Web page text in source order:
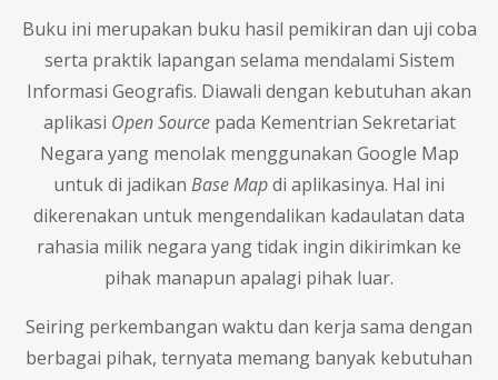
Buku ini merupakan buku hasil pemikiran dan uji coba
serta praktik lapangan selama mendalami Sistem
Informasi Geografis. Diawali dengan kebutuhan akan
aplikasi Open Sourcepada Kementrian Sekretariat
Negara yang menolak menggunakan Google Map
untuk di jadikan Base Mapdi aplikasinya. Hal ini
dikerenakan untuk mengendalikan kadaulatan data
rahasia milik negara yang tidak ingin dikirimkan ke
pihak manapun apalagi pihak luar.
Seiring perkembangan waktu dan kerja sama dengan
berbagai pihak, ternyata memang banyak kebutuhan